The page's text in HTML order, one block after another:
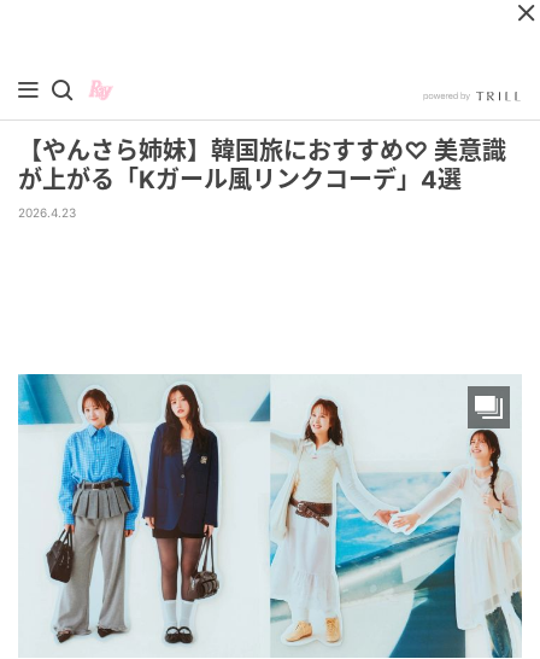
【やんさら姉妹】韓国旅におすすめ♡ 美意識
が上がる「Kガール風リンクコーデ」4選
2026.4.23